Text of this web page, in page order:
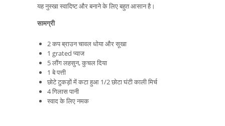
यह नुस्खा स्वादिष्ट और बनाने के लिए बहुत आसान है।
सामग्री
2 कप ब्राउन चावल धोया और सूखा
1 grated प्याज
5 लौंग लहसुन, कुचल दिया
1 बे पत्ती
छोटे टुकड़ों में कटा हुआ 1/2 छोटा घंटी काली मिर्च
4 गिलास पानी
स्वाद के लिए नमक